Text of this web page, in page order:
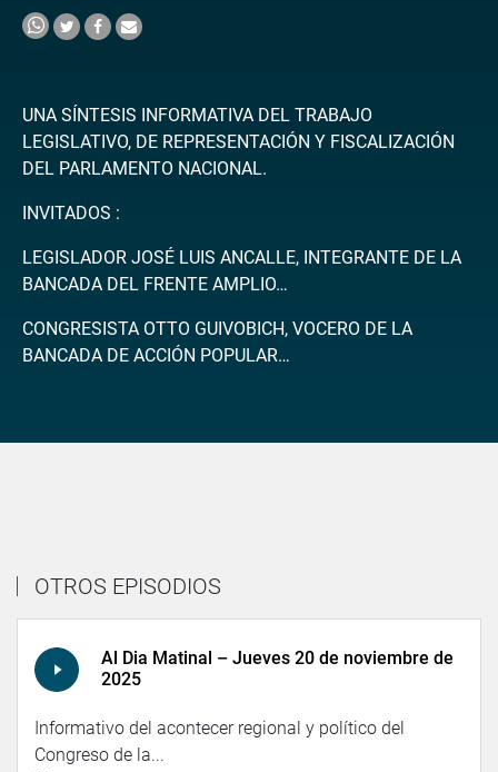
UNA SÍNTESIS INFORMATIVA DEL TRABAJO
LEGISLATIVO, DE REPRESENTACIÓN Y FISCALIZACIÓN
DEL PARLAMENTO NACIONAL.
INVITADOS :
LEGISLADOR JOSÉ LUIS ANCALLE, INTEGRANTE DE LA
BANCADA DEL FRENTE AMPLIO…
CONGRESISTA OTTO GUIVOBICH, VOCERO DE LA
BANCADA DE ACCIÓN POPULAR…
OTROS EPISODIOS
Al Dia Matinal – Jueves 20 de noviembre de
2025
Informativo del acontecer regional y político del
Congreso de la...